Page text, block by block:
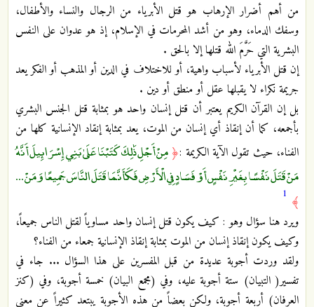
من أهم أضرار الإرهاب هو قتل الأبرياء من الرجال والنساء والأطفال،
وسفك الدماء، وهو من أشد المحرمات في الإسلام، إذ هو عدوان على النفس
البشرية التي حَرَّمَ الله قتلها إلا بالحق .
إن قتل الأبرياء لأسباب واهية، أو للاختلاف في الدين أو المذهب أو الفكر يعد
جريمة نكراء لا يقبلها عقل أو منطق أو دين .
بل إن القرآن الكريم يعتبر أن قتل إنسان واحد هو بمثابة قتل الجنس البشري
بأجمعه، كما أن إنقاذ أي إنسان من الموت، يعد بمثابة إنقاد الإنسانية كلها من
الفناء، حيث تقول الآية الكريمة :﴿ مِنْ أَجْلِ ذَٰلِكَ كَتَبْنَا عَلَىٰ بَنِي إِسْرَائِيلَ أَنَّهُ
مَنْ قَتَلَ نَفْسًا بِغَيْرِ نَفْسٍ أَوْ فَسَادٍ فِي الْأَرْضِ فَكَأَنَّمَا قَتَلَ النَّاسَ جَمِيعًا وَمَنْ ...
﴾ 1
ويرد هنا سؤال وهو : كيف يكون قتل إنسان واحد مساوياً لقتل الناس جميعاً،
وكيف يكون إنقاذ إنسان من الموت بمثابة إنقاذ الإنسانية جمعاء من الفناء؟
ولقد وردت أجوبة عديدة من قبل المفسرين على هذا السؤال ... جاء في
تفسير( التبيان) ستة أجوبة عليه، وفي (مجمع البيان) خمسة أجوبة، وفي (كنز
العرفان) أربعة أجوبة، ولكن بعضاً من هذه الأجوبة يبتعد كثيراً عن معنى